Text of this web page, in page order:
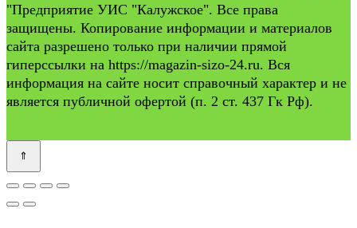
"Предприятие УИС "Калужское". Все права
защищены. Копирование информации и материалов
сайта разрешено только при наличии прямой
гиперссылки на https://magazin-sizo-24.ru. Вся
информация на сайте носит справочный характер и не
является публичной офертой (п. 2 ст. 437 Гк Рф).